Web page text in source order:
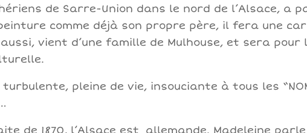
de Sarre-Union dans le nord de l’Alsace, a
comme déjà son propre père, il fera une
vient d’une famille de Mulhouse, et sera
pleine de vie, insouciante à tous les
de 1870, l’Alsace est
allemande. Madeleine